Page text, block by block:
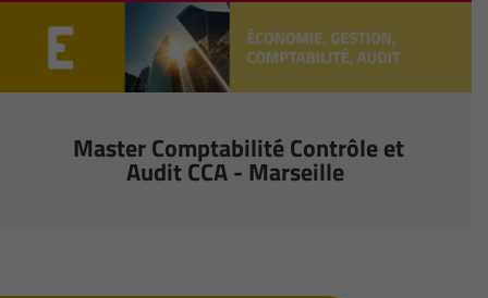
Master Comptabilité Contrôle et
Audit CCA - Marseille